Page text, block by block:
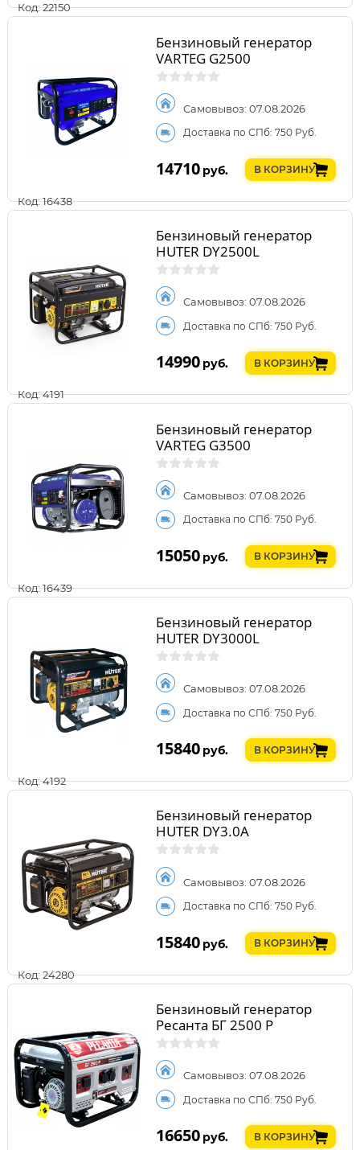
Код: 22150
Код: 16438
Бензиновый генератор
VARTEG G2500
Самовывоз: 07.08.2026
Доставка по СПб: 750 Руб.
14710 руб. В КОРЗИНУ
Код: 4191
Бензиновый генератор
HUTER DY2500L
Самовывоз: 07.08.2026
Доставка по СПб: 750 Руб.
14990 руб. В КОРЗИНУ
Код: 16439
Бензиновый генератор
VARTEG G3500
Самовывоз: 07.08.2026
Доставка по СПб: 750 Руб.
15050 руб. В КОРЗИНУ
Код: 4192
Бензиновый генератор
HUTER DY3000L
Самовывоз: 07.08.2026
Доставка по СПб: 750 Руб.
15840 руб. В КОРЗИНУ
Код: 24280
Бензиновый генератор
HUTER DY3.0A
Самовывоз: 07.08.2026
Доставка по СПб: 750 Руб.
15840 руб. В КОРЗИНУ
Бензиновый генератор
Ресанта БГ 2500 Р
Самовывоз: 07.08.2026
Доставка по СПб: 750 Руб.
16650 руб. В КОРЗИНУ